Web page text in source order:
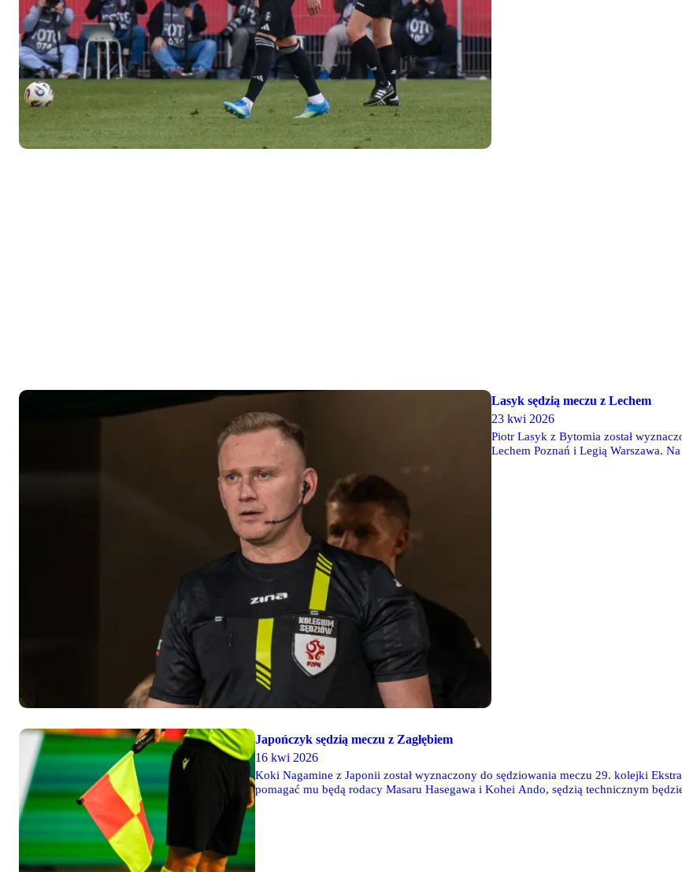
Lasyk sędzią meczu z Lechem
23 kwi 2026
Piotr Lasyk z Bytomia został
Lechem Poznań i Legią Warszawa.
Japończyk sędzią meczu z Zagłębiem
16 kwi 2026
Koki Nagamine z Japonii został wyznaczony do sędziowania meczu 29. kolejki
pomagać mu będą rodacy Masaru Hasegawa i Kohei Ando, sędzią technicznym